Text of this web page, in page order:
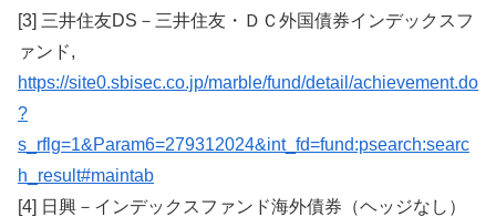
[3] 三井住友DS－三井住友・ＤＣ外国債券インデックスフ
ァンド,
https://site0.sbisec.co.jp/marble/fund/detail/achievement.do
?
s_rflg=1&Param6=279312024&int_fd=fund:psearch:searc
h_result#maintab
[4] 日興－インデックスファンド海外債券（ヘッジなし）